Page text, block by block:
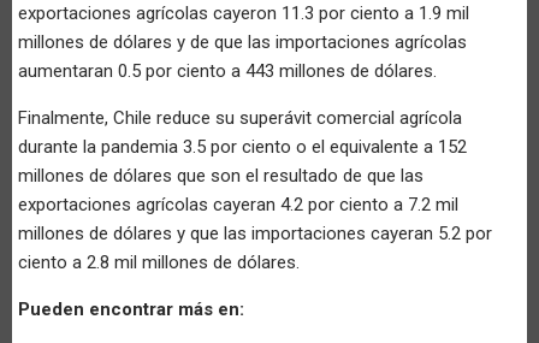
exportaciones agrícolas cayeron 11.3 por ciento a 1.9 mil
millones de dólares y de que las importaciones agrícolas
aumentaran 0.5 por ciento a 443 millones de dólares.
Finalmente, Chile reduce su superávit comercial agrícola
durante la pandemia 3.5 por ciento o el equivalente a 152
millones de dólares que son el resultado de que las
exportaciones agrícolas cayeran 4.2 por ciento a 7.2 mil
millones de dólares y que las importaciones cayeran 5.2 por
ciento a 2.8 mil millones de dólares.
Pueden encontrar más en: